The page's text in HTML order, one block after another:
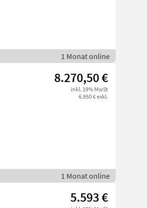
1 Monat online
8.270,50 €
inkl. 19% MwSt
6.950 € exkl.
1 Monat online
5.593 €